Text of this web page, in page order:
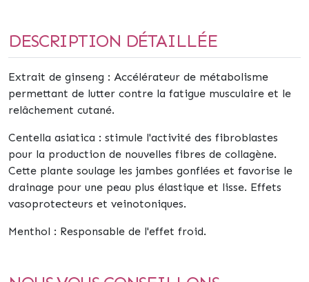
DESCRIPTION DÉTAILLÉE
Extrait de ginseng : Accélérateur de métabolisme
permettant de lutter contre la fatigue musculaire et le
relâchement cutané.
Centella asiatica : stimule l'activité des fibroblastes
pour la production de nouvelles fibres de collagène.
Cette plante soulage les jambes gonflées et favorise le
drainage pour une peau plus élastique et lisse. Effets
vasoprotecteurs et veinotoniques.
Menthol : Responsable de l'effet froid.